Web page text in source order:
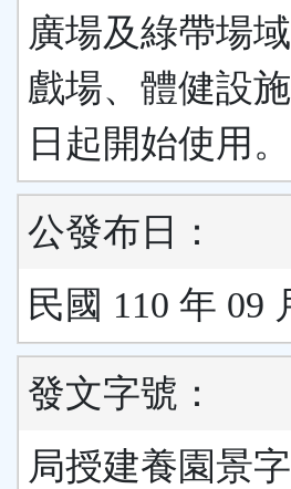
廣場及綠帶場
戲場、體健設
日起開始使用。
公發布日：
民國 110 年 09
發文字號：
局授建養園景